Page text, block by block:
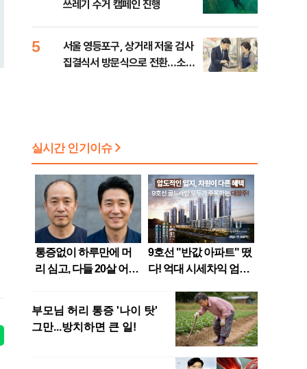
쓰레기 수거 캠페인 진행
5
서울 영등포구, 상거래 저울 검사
집결식서 방문식으로 전환…소상